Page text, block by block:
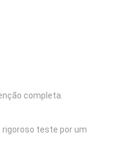
completa.
rigoroso teste por um